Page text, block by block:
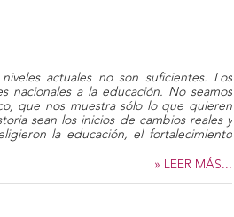
actuales no son suficientes. Los
nacionales a la educación. No seamos
que nos muestra sólo lo que quieren
sean los inicios de cambios reales y
la educación, el fortalecimiento
» LEER MÁS...